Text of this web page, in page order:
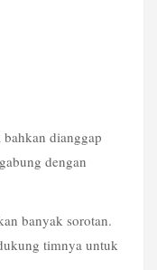
dianggap
dengan
banyak sorotan.
timnya untuk